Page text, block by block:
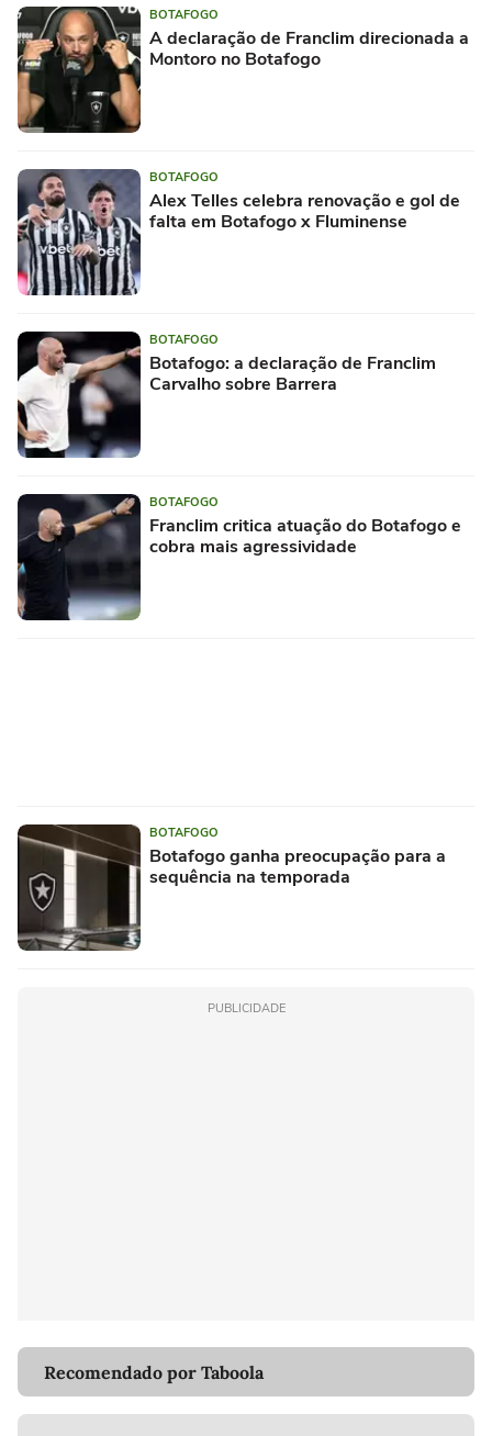
BOTAFOGO
A declaração de Franclim direcionada a
Montoro no Botafogo
BOTAFOGO
Alex Telles celebra renovação e gol de
falta em Botafogo x Fluminense
BOTAFOGO
Botafogo: a declaração de Franclim
Carvalho sobre Barrera
BOTAFOGO
Franclim critica atuação do Botafogo e
cobra mais agressividade
BOTAFOGO
Botafogo ganha preocupação para a
sequência na temporada
PUBLICIDADE
Recomendado por Taboola